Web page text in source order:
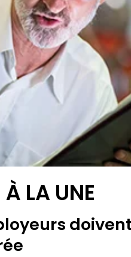
LA UNE